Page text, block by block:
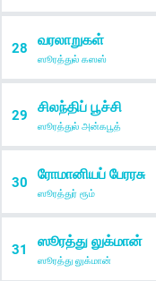
28 வரலாறுகள்
ஸூரத்துல் கஸஸ்
29 சிலந்திப் பூச்சி
ஸூரத்துல் அன்கபூத்
30 ரோமானியப் பேரரசு
ஸூரத்துர் ரூம்
31 ஸூரத்து லுக்மான்
ஸூரத்து லுக்மான்